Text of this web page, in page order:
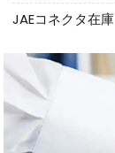
JAEコネクタ在庫